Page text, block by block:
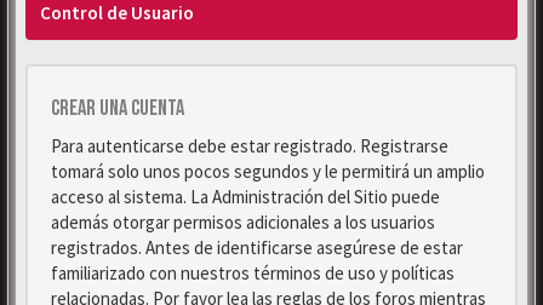
Control de Usuario
Crear una cuenta
Para autenticarse debe estar registrado. Registrarse
tomará solo unos pocos segundos y le permitirá un amplio
acceso al sistema. La Administración del Sitio puede
además otorgar permisos adicionales a los usuarios
registrados. Antes de identificarse asegúrese de estar
familiarizado con nuestros términos de uso y políticas
relacionadas. Por favor lea las reglas de los foros mientras